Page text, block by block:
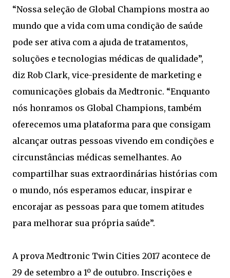
“Nossa seleção de Global Champions mostra ao
mundo que a vida com uma condição de saúde
pode ser ativa com a ajuda de tratamentos,
soluções e tecnologias médicas de qualidade”,
diz Rob Clark, vice-presidente de marketing e
comunicações globais da Medtronic. “Enquanto
nós honramos os Global Champions, também
oferecemos uma plataforma para que consigam
alcançar outras pessoas vivendo em condições e
circunstâncias médicas semelhantes. Ao
compartilhar suas extraordinárias histórias com
o mundo, nós esperamos educar, inspirar e
encorajar as pessoas para que tomem atitudes
para melhorar sua própria saúde”.
A prova Medtronic Twin Cities 2017 acontece de
29 de setembro a 1º de outubro. Inscrições e